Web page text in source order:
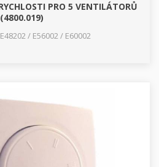
PRO 5 VENTILÁTORŮ
(4800.019)
/ E56002 / E60002